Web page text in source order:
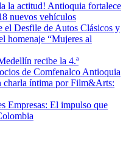
la actitud! Antioquia fortalece
nuevos vehículos
el Desfile de Autos Clásicos y
homenaje “Mujeres al
recibe la 4.ª
de Comfenalco Antioquia
charla íntima por Film&Arts:
Empresas: El impulso que